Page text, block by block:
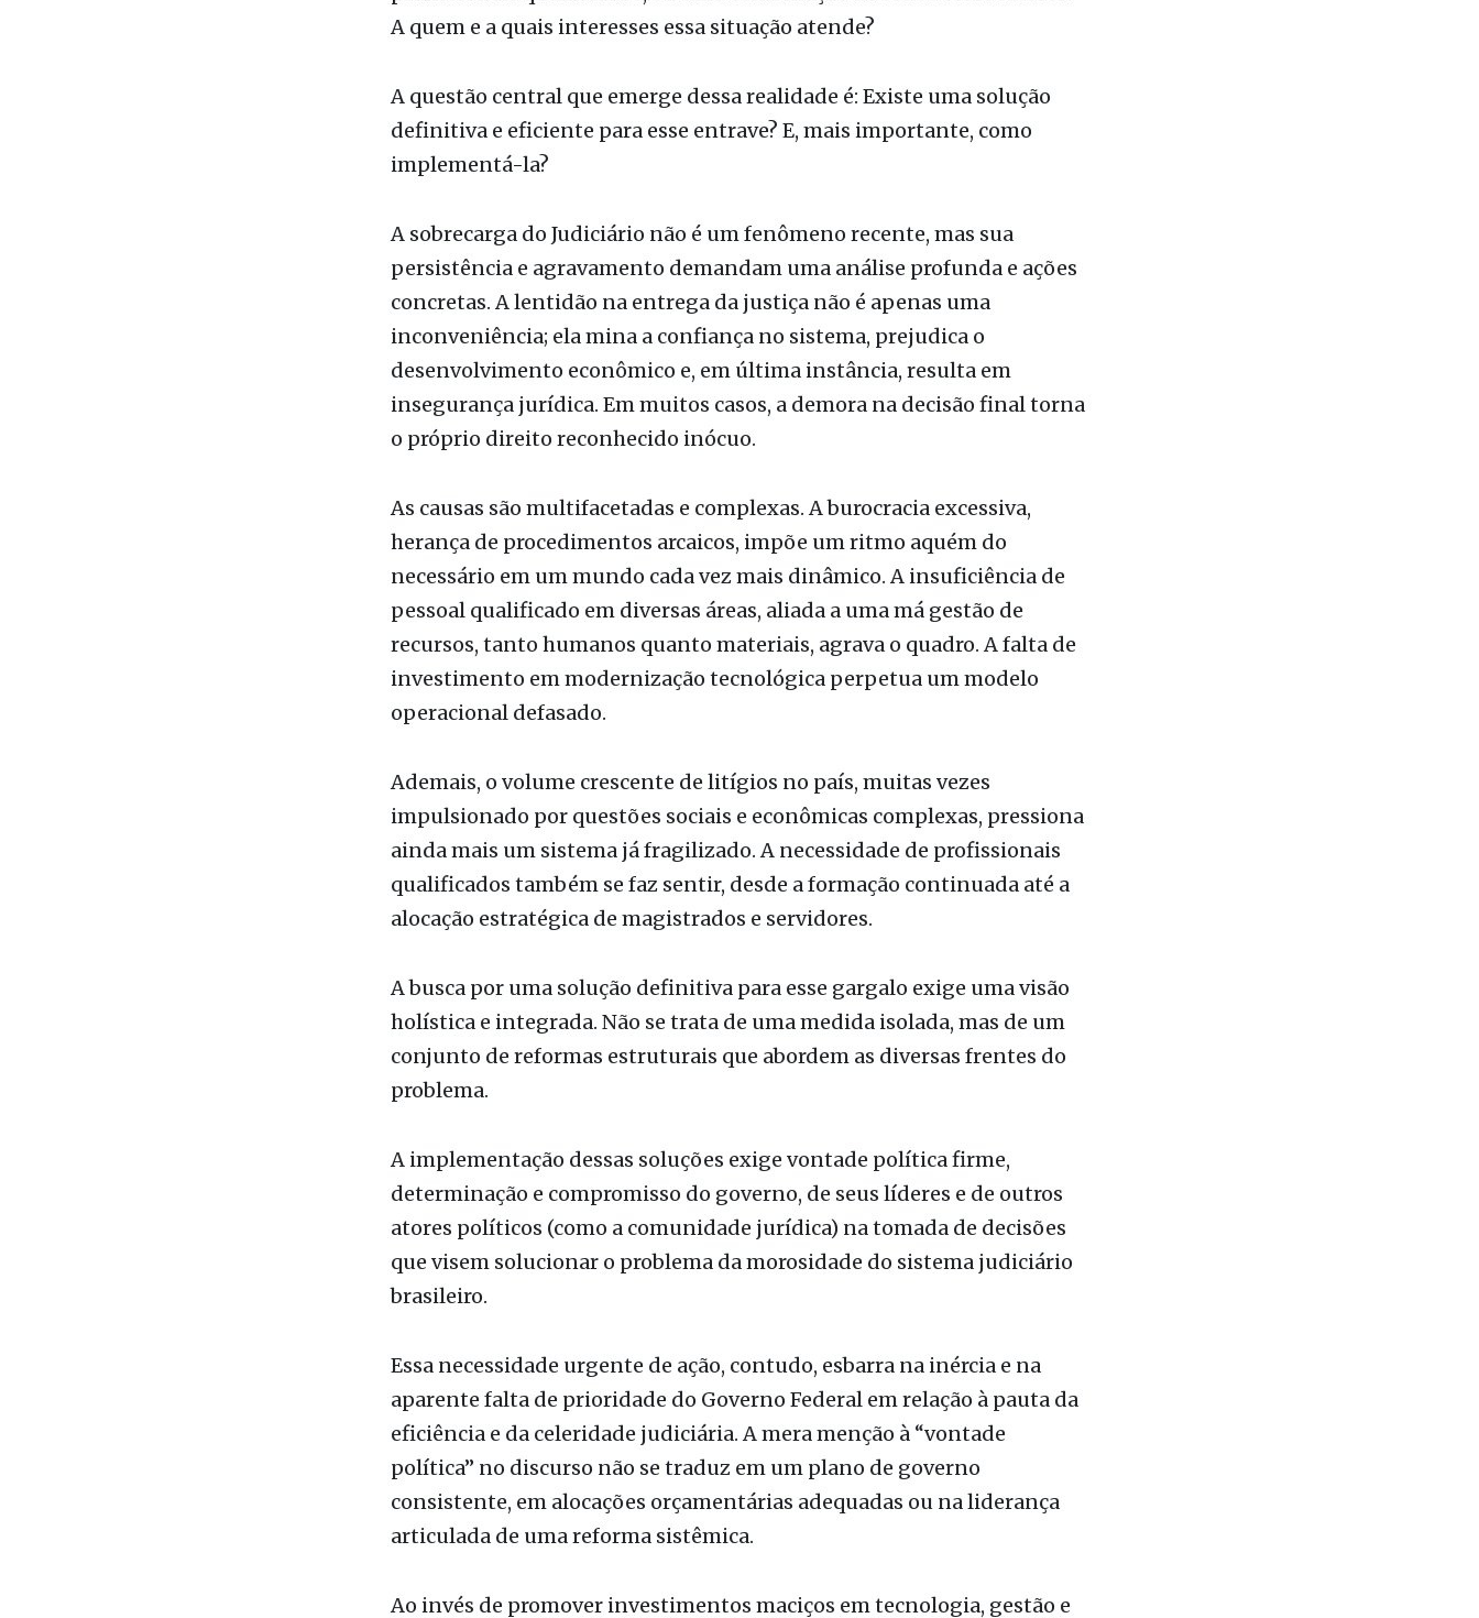
implementá-la?
A sobrecarga do Judiciário não é um fenômeno recente, mas sua
persistência e agravamento demandam uma análise profunda e ações
concretas. A lentidão na entrega da justiça não é apenas uma
desenvolvimento econômico e, em última instância, resulta em
insegurança jurídica. Em muitos casos, a demora na decisão final torna
o próprio direito reconhecido inócuo.
As causas são multifacetadas e complexas. A burocracia excessiva,
herança de procedimentos arcaicos, impõe um ritmo aquém do
necessário em um mundo cada vez mais dinâmico. A insuficiência de
recursos, tanto humanos quanto materiais, agrava o quadro. A falta de
investimento em modernização tecnológica perpetua um modelo
operacional defasado.
Ademais, o volume crescente de litígios no país, muitas vezes
impulsionado por questões sociais e econômicas complexas, pressiona
ainda mais um sistema já fragilizado. A necessidade de profissionais
alocação estratégica de magistrados e servidores.
A busca por uma solução definitiva para esse gargalo exige uma visão
holística e integrada. Não se trata de uma medida isolada, mas de um
conjunto de reformas estruturais que abordem as diversas frentes do
A implementação dessas soluções exige vontade política firme,
determinação e compromisso do governo, de seus líderes e de outros
atores políticos (como a comunidade jurídica) na tomada de decisões
brasileiro.
Essa necessidade urgente de ação, contudo, esbarra na inércia e na
aparente falta de prioridade do Governo Federal em relação à pauta da
eficiência e da celeridade judiciária. A mera menção à “vontade
consistente, em alocações orçamentárias adequadas ou na liderança
articulada de uma reforma sistêmica.
Ao invés de promover investimentos maciços em tecnologia, gestão e
na racionalização de processos, o executivo federal opta por medidas
paliativas ou, pior, permite o agravamento da situação, deixando de
modernização que o país clama. A passividade do governo frente a um